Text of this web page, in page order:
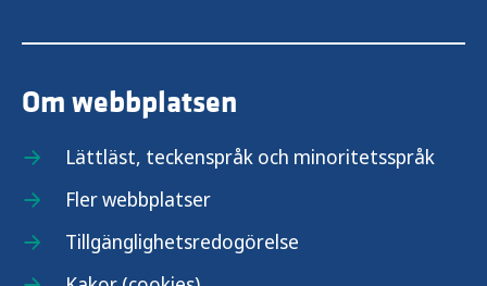
Om webbplatsen
Lättläst, teckenspråk och minoritetsspråk
Fler webbplatser
Tillgänglighetsredogörelse